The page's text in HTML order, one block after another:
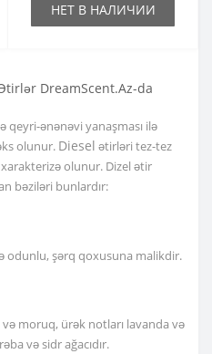
НЕТ В НАЛИЧИИ
qeyri-ənənəvi yanaşması ilə
olunur. Diesel ətirləri tez-tez
olunur. Dizel ətir
bəziləri bunlardır:
odunlu, şərq qoxusuna malikdir.
moruq, ürək notları lavanda və
və sidr ağacıdır.